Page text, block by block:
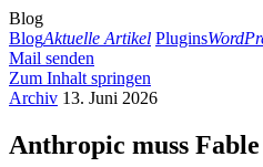
Blog
BlogAktuelle Artikel Plugins
Mail senden
Zum Inhalt springen
Archiv 13. Juni 2026
Anthropic muss